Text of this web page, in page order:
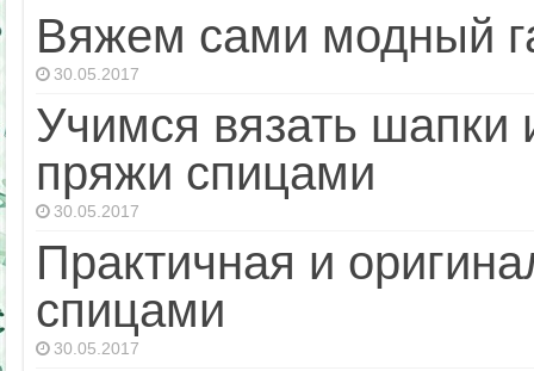
Вяжем сами модный
30.05.2017
Учимся вязать шапки
пряжи спицами
30.05.2017
Практичная и
спицами
30.05.2017